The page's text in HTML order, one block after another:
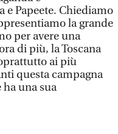
e Papeete. Chiediamo
la grande
per avere una
di più, la Toscana
ai più
questa campagna
una sua